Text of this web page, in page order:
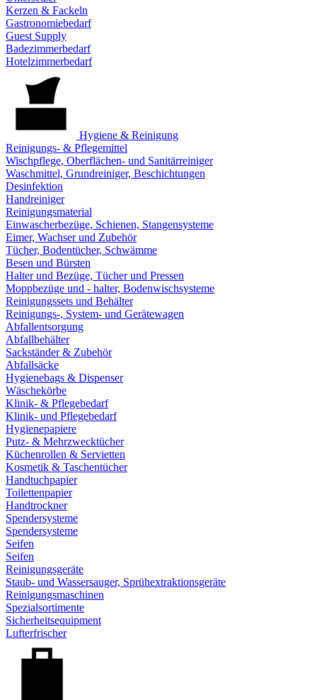
Kerzen & Fackeln
Gastronomiebedarf
Guest Supply
Badezimmerbedarf
Hotelzimmerbedarf
Hygiene & Reinigung
Reinigungs- & Pflegemittel
Wischpflege, Oberflächen- und Sanitärreiniger
Waschmittel, Grundreiniger, Beschichtungen
Desinfektion
Handreiniger
Reinigungsmaterial
Einwascherbezüge, Schienen, Stangensysteme
Eimer, Wachser und Zubehör
Tücher, Bodentücher, Schwämme
Besen und Bürsten
Halter und Bezüge, Tücher und Pressen
Moppbezüge und - halter, Bodenwischsysteme
Reinigungssets und Behälter
Reinigungs-, System- und Gerätewagen
Abfallentsorgung
Abfallbehälter
Sackständer & Zubehör
Abfallsäcke
Hygienebags & Dispenser
Wäschekörbe
Klinik- & Pflegebedarf
Klinik- und Pflegebedarf
Hygienepapiere
Putz- & Mehrzwecktücher
Küchenrollen & Servietten
Kosmetik & Taschentücher
Handtuchpapier
Toilettenpapier
Handtrockner
Spendersysteme
Spendersysteme
Seifen
Seifen
Reinigungsgeräte
Staub- und Wassersauger, Sprühextraktionsgeräte
Reinigungsmaschinen
Spezialsortimente
Sicherheitsequipment
Lufterfrischer